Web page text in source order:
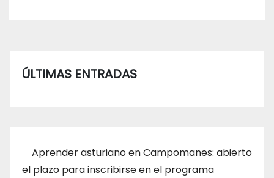
ÚLTIMAS ENTRADAS
Aprender asturiano en Campomanes: abierto
el plazo para inscribirse en el programa